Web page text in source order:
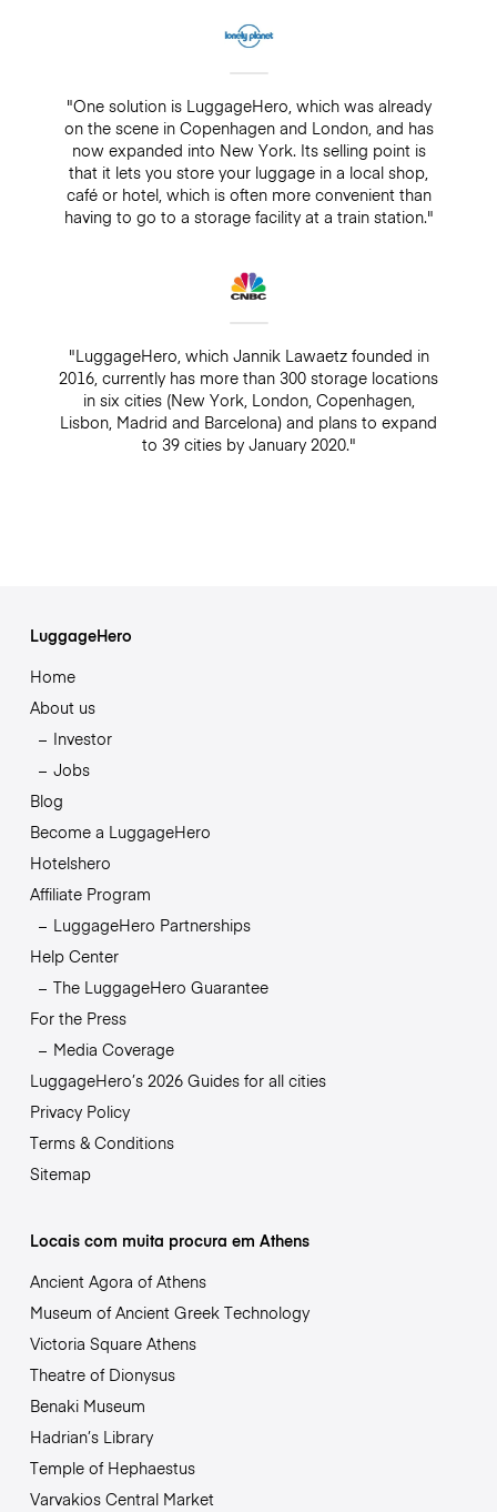
"One solution is LuggageHero, which was already
on the scene in Copenhagen and London, and has
now expanded into New York. Its selling point is
that it lets you store your luggage in a local shop,
café or hotel, which is often more convenient than
having to go to a storage facility at a train station."
"LuggageHero, which Jannik Lawaetz founded in
2016, currently has more than 300 storage locations
in six cities (New York, London, Copenhagen,
Lisbon, Madrid and Barcelona) and plans to expand
to 39 cities by January 2020."
LuggageHero
Home
About us
Investor
Jobs
Blog
Become a LuggageHero
Hotelshero
Affiliate Program
LuggageHero Partnerships
Help Center
The LuggageHero Guarantee
For the Press
Media Coverage
LuggageHero’s 2026 Guides for all cities
Privacy Policy
Terms & Conditions
Sitemap
Locais com muita procura em Athens
Ancient Agora of Athens
Museum of Ancient Greek Technology
Victoria Square Athens
Theatre of Dionysus
Benaki Museum
Hadrian’s Library
Temple of Hephaestus
Varvakios Central Market